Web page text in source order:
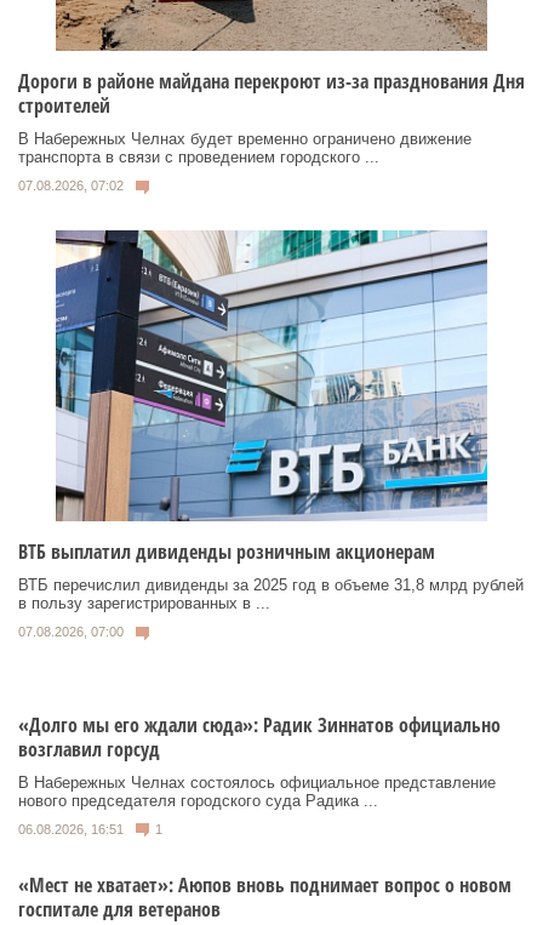
Дороги в районе майдана перекроют из-за празднования Дня
строителей
В Набережных Челнах будет временно ограничено движение
транспорта в связи с проведением городского ...
07.08.2026, 07:02
ВТБ выплатил дивиденды розничным акционерам
ВТБ перечислил дивиденды за 2025 год в объеме 31,8 млрд рублей
в пользу зарегистрированных в ...
07.08.2026, 07:00
«Долго мы его ждали сюда»: Радик Зиннатов официально
возглавил горсуд
В Набережных Челнах состоялось официальное представление
нового председателя городского суда Радика ...
06.08.2026, 16:51 1
«Мест не хватает»: Аюпов вновь поднимает вопрос о новом
госпитале для ветеранов